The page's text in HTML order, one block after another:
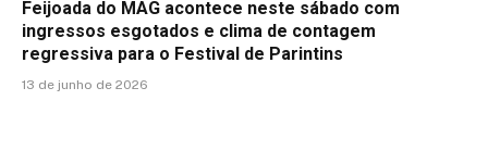
Feijoada do MAG acontece neste sábado com
ingressos esgotados e clima de contagem
regressiva para o Festival de Parintins
13 de junho de 2026